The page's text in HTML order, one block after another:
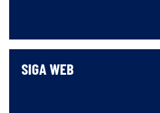
SIGA WEB